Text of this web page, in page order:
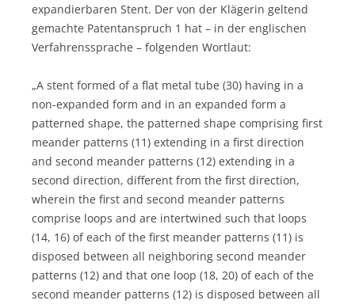
expandierbaren Stent. Der von der Klägerin geltend
gemachte Patentanspruch 1 hat – in der englischen
Verfahrenssprache – folgenden Wortlaut:
„A stent formed of a flat metal tube (30) having in a
non-expanded form and in an expanded form a
patterned shape, the patterned shape comprising first
meander patterns (11) extending in a first direction
and second meander patterns (12) extending in a
second direction, different from the first direction,
wherein the first and second meander patterns
comprise loops and are intertwined such that loops
(14, 16) of each of the first meander patterns (11) is
disposed between all neighboring second meander
patterns (12) and that one loop (18, 20) of each of the
second meander patterns (12) is disposed between all